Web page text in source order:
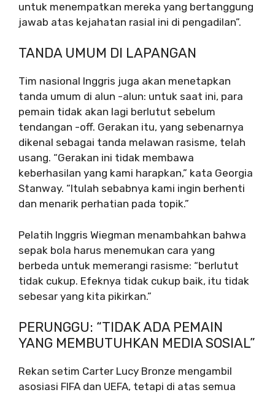
untuk menempatkan mereka yang bertanggung
jawab atas kejahatan rasial ini di pengadilan”.
TANDA UMUM DI LAPANGAN
Tim nasional Inggris juga akan menetapkan
tanda umum di alun -alun: untuk saat ini, para
pemain tidak akan lagi berlutut sebelum
tendangan -off. Gerakan itu, yang sebenarnya
dikenal sebagai tanda melawan rasisme, telah
usang. “Gerakan ini tidak membawa
keberhasilan yang kami harapkan,” kata Georgia
Stanway. “Itulah sebabnya kami ingin berhenti
dan menarik perhatian pada topik.”
Pelatih Inggris Wiegman menambahkan bahwa
sepak bola harus menemukan cara yang
berbeda untuk memerangi rasisme: “berlutut
tidak cukup. Efeknya tidak cukup baik, itu tidak
sebesar yang kita pikirkan.”
PERUNGGU: “TIDAK ADA PEMAIN
YANG MEMBUTUHKAN MEDIA SOSIAL”
Rekan setim Carter Lucy Bronze mengambil
asosiasi FIFA dan UEFA, tetapi di atas semua